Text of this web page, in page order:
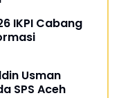
IKPI Cabang
Usman
SPS Aceh